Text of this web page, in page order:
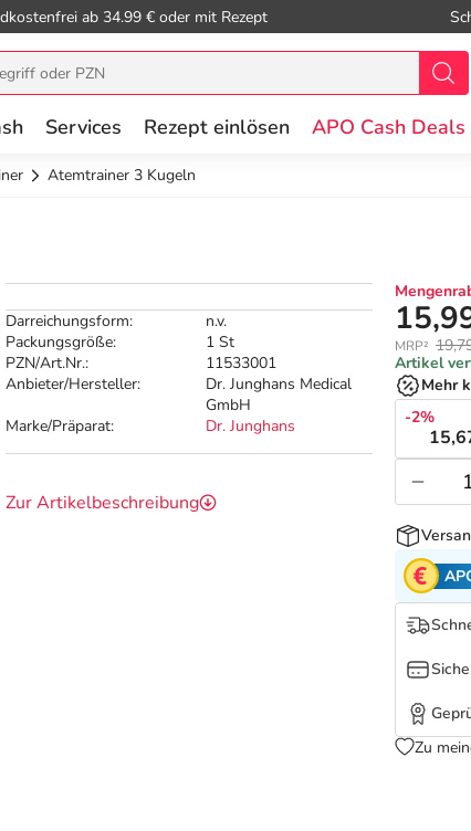
ab 34.99 € oder mit Rezept
Services Rezept einlösen APO Cash Deals
Atemtrainer 3 Kugeln
Darreichungsform:
n.v.
Packungsgröße:
1 St
PZN/Art.Nr.:
11533001
Anbieter/Hersteller:
Dr. Junghans Medical
GmbH
Marke/Präparat:
Dr. Junghans
Zur Artikelbeschreibung
MRP²
Artikel
Mehr
-2%
Zu